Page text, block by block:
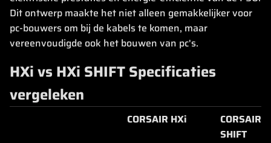
Dit ontwerp maakte het niet alleen gemakkelijker voor
pc-bouwers om bij de kabels te komen, maar
vereenvoudigde ook het bouwen van pc's.
HXi vs HXi SHIFT Specificaties
vergeleken
CORSAIR HXi
CORSAIR
SHIFT